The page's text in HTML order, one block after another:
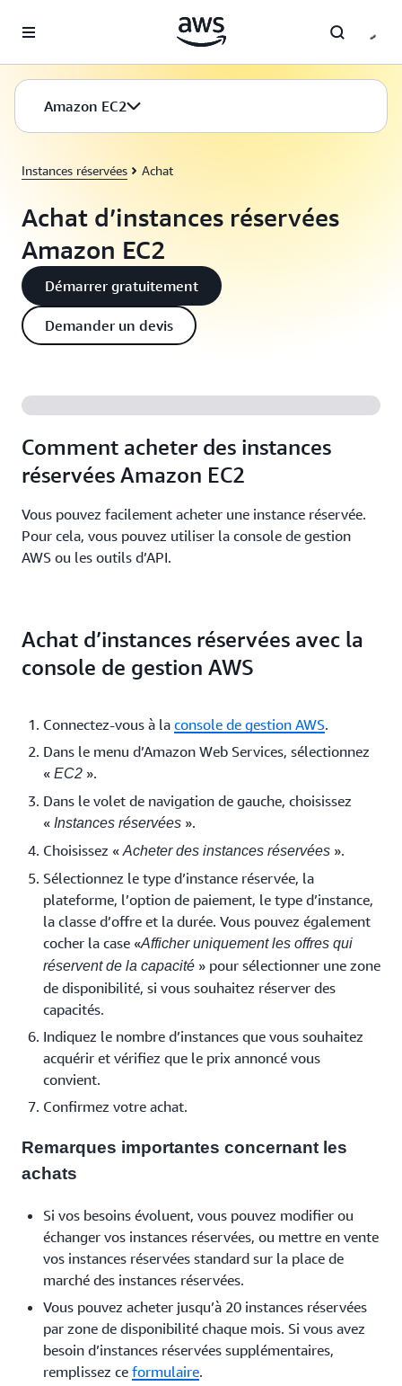
Amazon EC2
Instances réservées Achat
Achat d’instances réservées
Amazon EC2
Démarrer gratuitement
Demander un devis
Comment acheter des instances
réservées Amazon EC2
Vous pouvez facilement acheter une instance réservée.
Pour cela, vous pouvez utiliser la console de gestion
AWS ou les outils d’API.
Achat d’instances réservées avec la
console de gestion AWS
Connectez-vous à la console de gestion AWS.
Dans le menu d’Amazon Web Services, sélectionnez
« EC2 ».
Dans le volet de navigation de gauche, choisissez
« Instances réservées ».
Choisissez «Acheter des instances réservées ».
Sélectionnez le type d’instance réservée, la
plateforme, l’option de paiement, le type d’instance,
la classe d’offre et la durée. Vous pouvez également
cocher la case «Afficher uniquement les offres qui
réservent de la capacité » pour sélectionner une zone
de disponibilité, si vous souhaitez réserver des
capacités.
Indiquez le nombre d’instances que vous souhaitez
acquérir et vérifiez que le prix annoncé vous
convient.
Confirmez votre achat.
Remarques importantes concernant les
achats
Si vos besoins évoluent, vous pouvez modifier ou
échanger vos instances réservées, ou mettre en vente
vos instances réservées standard sur la place de
marché des instances réservées.
Vous pouvez acheter jusqu’à 20 instances réservées
par zone de disponibilité chaque mois. Si vous avez
besoin d’instances réservées supplémentaires,
remplissez ce formulaire.